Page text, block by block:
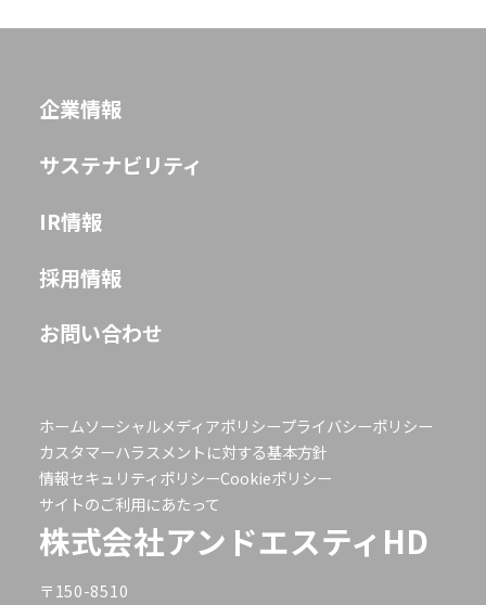
企業情報
サステナビリティ
IR情報
採用情報
お問い合わせ
ホームソーシャルメディアポリシープライバシーポリシー
カスタマーハラスメントに対する基本方針
情報セキュリティポリシーCookieポリシー
サイトのご利用にあたって
株式会社アンドエスティHD
〒150-8510